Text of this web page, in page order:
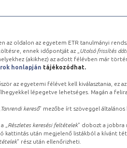
az oldalon az egyetem ETR tanulmányi
ennek időpontját az „ Utolsó frissítés
(akikhez) az adott félévben már
honlapján tájékozódhat.
az egyetemi félévet kell kiválasztania, ez
lépegetve lehetséges. Magán a
Tanrendi kereső” mezőbe írt szöveggel
„ Részletes keresési feltételek” dobozt a jobbra
kattintás után megjelenő listákból a kívánt
” rész után ellenőrizheti.